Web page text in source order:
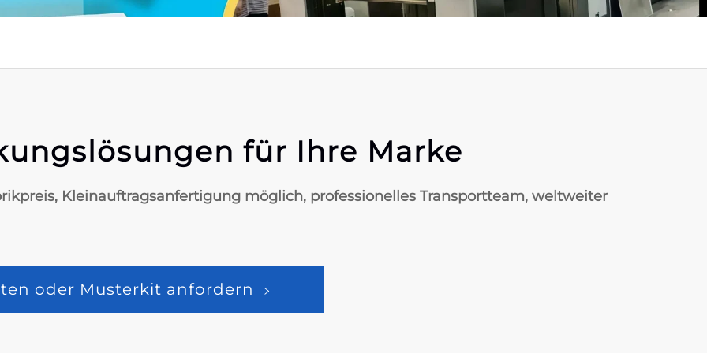
für Ihre Marke
Kleinauftragsanfertigung möglich, professionelles Transportteam, weltweiter
oder Musterkit anfordern